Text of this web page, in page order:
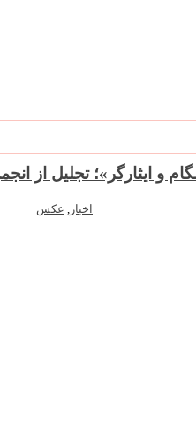
و ایثارگر»؛ تجلیل
اخبار عکس